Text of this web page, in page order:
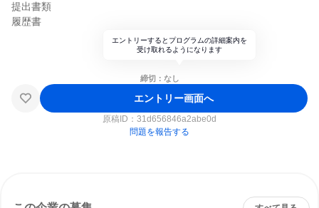
提出書類
履歴書
エントリーするとプログラムの詳細案内を
受け取れるようになります
締切：なし
エントリー画面へ
原稿ID： 31d656846a2abe0d
問題を報告する